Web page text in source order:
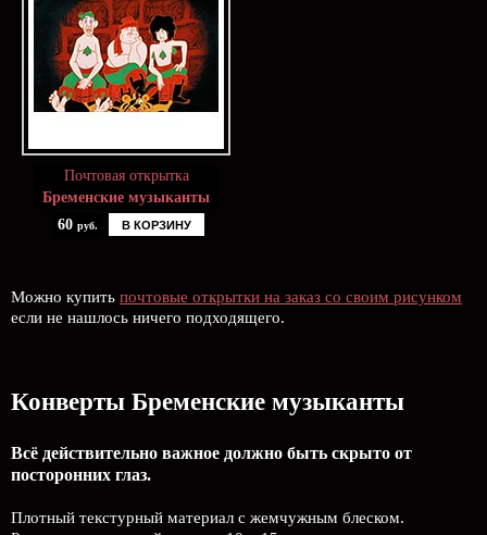
Почтовая открытка
Бременские музыканты
60 руб. В КОРЗИНУ
Можно купить почтовые открытки на заказ со своим рисунком
если не нашлось ничего подходящего.
Конверты Бременские музыканты
Всё действительно важное должно быть скрыто от
посторонних глаз.
Плотный текстурный материал с жемчужным блеском.